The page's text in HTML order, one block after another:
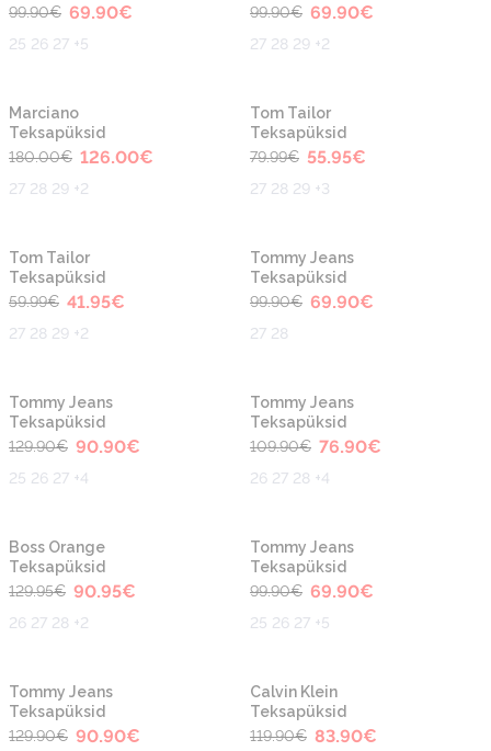
99.90€ 69.90€
25 26 27 +5
99.90€ 69.90€
27 28 29 +2
-30%
Marciano
Teksapüksid
180.00€ 126.00€
27 28 29 +2
-30%
Tom Tailor
Teksapüksid
79.99€ 55.95€
27 28 29 +3
-30%
Tom Tailor
Teksapüksid
59.99€ 41.95€
27 28 29 +2
Tommy Jeans
Teksapüksid
99.90€ 69.90€
27 28
Tommy Jeans
Teksapüksid
129.90€ 90.90€
25 26 27 +4
Tommy Jeans
Teksapüksid
109.90€ 76.90€
26 27 28 +4
-30%
Boss Orange
Teksapüksid
129.95€ 90.95€
26 27 28 +2
Tommy Jeans
Teksapüksid
99.90€ 69.90€
25 26 27 +5
Tommy Jeans
Teksapüksid
129.90€ 90.90€
-30%
Calvin Klein
Teksapüksid
119.90€ 83.90€